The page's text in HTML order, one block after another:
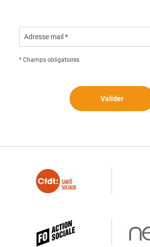
Adresse mail *
* Champs obligatoires
Valider